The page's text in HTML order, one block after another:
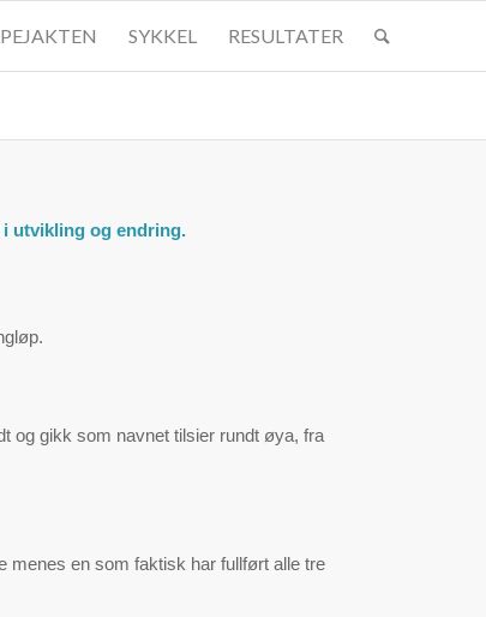
SYKKEL RESULTATER
i utvikling og endring.
og gikk som navnet tilsier rundt øya, fra
menes en som faktisk har fullført alle tre